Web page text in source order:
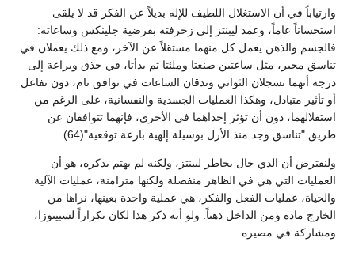
وارتياباً في أن الاستغلال اللطيف للإله بديلاً عن الفكر قد لا يلقى
استحساناً عاماً، وعمد ليبنتز إلى زخرفته بفرضية جلينكس وساعاته:
فالجسم والذهن يعمل كل منهما مستقلاً عن الآخر، ومع ذلك يعملان في
تناسق محير، مثل ساعتين صنعتا وملئتا ثم بدأتا، في حذق وبراعة إلى
درجة أنهما تسجلان الثواني وتدقان الساعات في توافق تام، دون تفاعل
أو تأثير متبادل، وهكذا العمليات الجسدية والنفسانية، على الرغم من
استقلالهما، دون أن تؤثر إحداهما في الأخرى، فإنهما تتوافقان عن
طريق "تناسق وجد منذ الأزل بوسيلة إلهية بارعة توقعية"(64).
ولنفترض أن الذي جال بخاطر ليبنتز، ولكنه لم يهتم بذكره، هو أن
العمليات التي هي في الظاهر منفصلة ولكنها متزامنة، عمليات الآلية
والحياة، عمليات الفعل والفكر، هي عملية واحدة بعينها، نراها من
الخارج مادة ومن الداخل ذهناً. ولو أنه ذكر هذا لكان تكراراً لسبينوزا،
ومشاركة في مصيره.